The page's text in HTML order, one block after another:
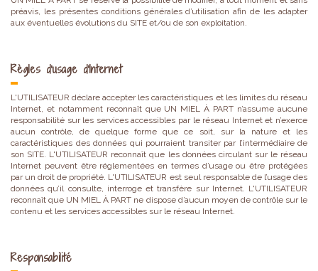
préavis, les présentes conditions générales d’utilisation afin de les adapter
aux éventuelles évolutions du SITE et/ou de son exploitation.
Règles d'usage d'Internet
L'UTILISATEUR déclare accepter les caractéristiques et les limites du réseau
Internet, et notamment reconnaît que UN MIEL À PART n’assume aucune
responsabilité sur les services accessibles par le réseau Internet et n’exerce
aucun contrôle, de quelque forme que ce soit, sur la nature et les
caractéristiques des données qui pourraient transiter par l’intermédiaire de
son SITE. L'UTILISATEUR reconnaît que les données circulant sur le réseau
Internet peuvent être réglementées en termes d’usage ou être protégées
par un droit de propriété. L'UTILISATEUR est seul responsable de l’usage des
données qu’il consulte, interroge et transfère sur Internet. L'UTILISATEUR
reconnaît que UN MIEL À PART ne dispose d’aucun moyen de contrôle sur le
contenu et les services accessibles sur le réseau Internet.
Responsabilité